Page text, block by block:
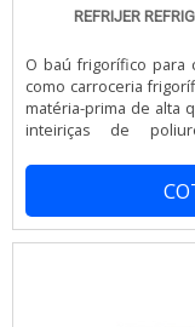
não tenham produtos
comprometimento da
tudo isso que a
altamente qualificada
refrigeração para
oferecer a satisfação
total na
melhores opções
procura soluções
REFRIJER
O baú frigorífico para
como carroceria
matéria-prima de alta
inteiriças de
baús, as placas são
mdados com
apresentam
segurança do